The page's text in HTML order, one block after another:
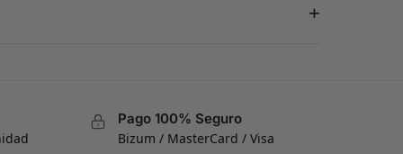
+
Pago 100% Seguro
Bizum / MasterCard / Visa